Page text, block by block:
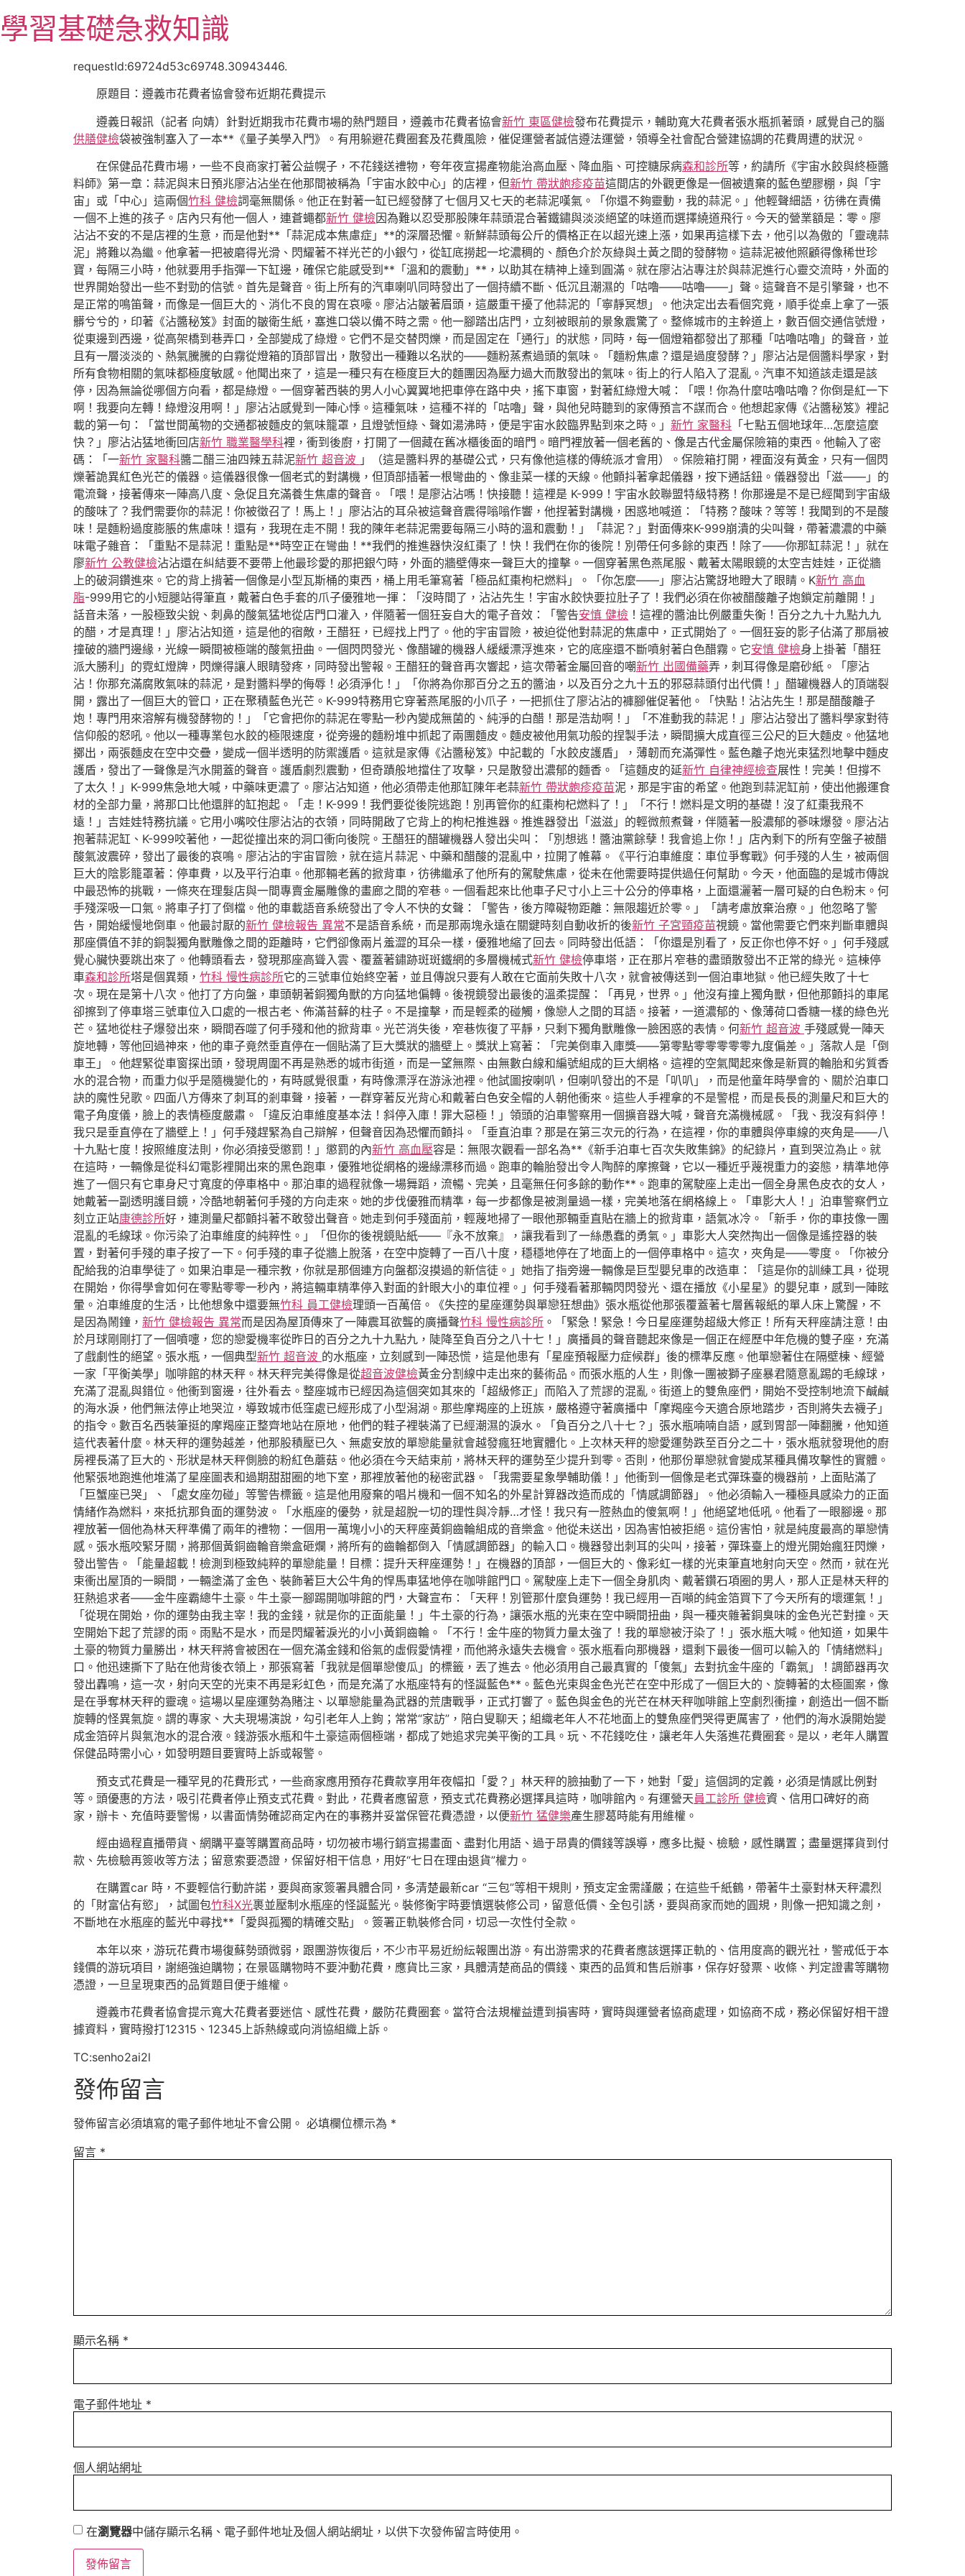
至
主
學習基礎急救知識
requestId:69724d53c69748.30943446.
原題目：遵義市花費者協會發布近期花費提示
遵義日報訊（記者 向婧）針對近期我市花費市場的熱門題目，遵義市花費者協會新竹 東區健檢發布花費提示，輔助寬大花費者張水瓶抓著頭，感覺自己的腦
供膳健檢袋被強制塞入了一本**《量子美學入門》。有用躲避花費圈套及花費風險，催促運營者誠信遵法運營，領導全社會配合營建協調的花費周遭的狀況。
在保健品花費市場，一些不良商家打著公益幌子，不花錢送禮物，夸年夜宣揚產物能治高血壓、降血脂、可控糖尿病森和診所等，約請所《宇宙水餃與終極醬
料師》第一章：蒜泥與末日預兆廖沾沾坐在他那間被稱為「宇宙水餃中心」的店裡，但新竹 帶狀皰疹疫苗這間店的外觀更像是一個被遺棄的藍色塑膠棚，與「宇
宙」或「中心」這兩個竹科 健檢詞毫無關係。他正在對著一缸已經發酵了七個月又七天的老蒜泥嘆氣。「你還不夠靈動，我的蒜泥。」他輕聲細語，彷彿在責備
一個不上進的孩子。店內只有他一個人，連蒼蠅都新竹 健檢因為難以忍受那股陳年蒜頭混合著鐵鏽與淡淡絕望的味道而選擇繞道飛行。今天的營業額是：零。廖
沾沾不安的不是店裡的生意，而是他對**「蒜泥成本焦慮症」**的深層恐懼。新鮮蒜頭每公斤的價格正在以超光速上漲，如果再這樣下去，他引以為傲的「靈魂蒜
泥」將難以為繼。他拿著一把被磨得光滑、閃耀著不祥光芒的小銀勺，從缸底撈起一坨濃稠的、顏色介於灰綠與土黃之間的發酵物。這蒜泥被他照顧得像稀世珍
寶，每隔三小時，他就要用手指彈一下缸邊，確保它能感受到**「溫和的震動」**，以助其在精神上達到圓滿。就在廖沾沾專注於與蒜泥進行心靈交流時，外面的
世界開始發出一些不對勁的信號。首先是聲音。街上所有的汽車喇叭同時發出了一個持續不斷、低沉且潮濕的「咕嚕——咕嚕——」聲。這聲音不是引擎聲，也不
是正常的鳴笛聲，而像是一個巨大的、消化不良的胃在哀嚎。廖沾沾皺著眉頭，這嚴重干擾了他蒜泥的「寧靜冥想」。他決定出去看個究竟，順手從桌上拿了一張
髒兮兮的，印著《沾醬秘笈》封面的皺衛生紙，塞進口袋以備不時之需。他一腳踏出店門，立刻被眼前的景象震驚了。整條城市的主幹道上，數百個交通信號燈，
從東邊到西邊，從高架橋到巷弄口，全部變成了綠燈。它們不是交替閃爍，而是固定在「通行」的狀態，同時，每一個燈箱都發出了那種「咕嚕咕嚕」的聲音，並
且有一層淡淡的、熱氣騰騰的白霧從燈箱的頂部冒出，散發出一種難以名狀的——麵粉蒸煮過頭的氣味。「麵粉焦慮？還是過度發酵？」廖沾沾是個醬料學家，對
所有食物相關的氣味都極度敏感。他聞出來了，這是一種只有在極度巨大的麵團因為壓力過大而散發出的氣味。街上的行人陷入了混亂。汽車不知道該走還是該
停，因為無論從哪個方向看，都是綠燈。一個穿著西裝的男人小心翼翼地把車停在路中央，搖下車窗，對著紅綠燈大喊：「喂！你為什麼咕嚕咕嚕？你倒是紅一下
啊！我要向左轉！綠燈沒用啊！」廖沾沾感覺到一陣心悸。這種氣味，這種不祥的「咕嚕」聲，與他兒時聽到的家傳預言不謀而合。他想起家傳《沾醬秘笈》裡記
載的第一句：「當世間萬物的交通都被麵皮的氣味籠罩，且燈號恒綠、聲如湯沸時，便是宇宙水餃臨界點到來之時。」 新竹 家醫科 「七點五個地球年…怎麼這麼
快？」廖沾沾猛地衝回店新竹 職業醫學科裡，衝到後廚，打開了一個藏在舊冰櫃後面的暗門。暗門裡放著一個老舊的、像是古代金屬保險箱的東西。他輸入了密
碼：「一新竹 家醫科醬二醋三油四辣五蒜泥新竹 超音波 」（這是醬料界的基礎公式，只有像他這樣的傳統派才會用）。保險箱打開，裡面沒有黃金，只有一個閃
爍著詭異紅色光芒的儀器。這儀器很像一個老式的對講機，但頂部插著一根彎曲的、像韭菜一樣的天線。他顫抖著拿起儀器，按下通話鈕。儀器發出「滋——」的
電流聲，接著傳來一陣高八度、急促且充滿養生焦慮的聲音。「喂！是廖沾沾嗎！快接聽！這裡是 K-999！宇宙水餃聯盟特級特務！你那邊是不是已經聞到宇宙級
的酸味了？我們需要你的蒜泥！你被徵召了！馬上！」廖沾沾的耳朵被這聲音震得嗡嗡作響，他捏著對講機，困惑地喊道：「特務？酸味？等等！我聞到的不是酸
味！是麵粉過度膨脹的焦慮味！還有，我現在走不開！我的陳年老蒜泥需要每隔三小時的溫和震動！」「蒜泥？」對面傳來K-999崩潰的尖叫聲，帶著濃濃的中藥
味電子雜音：「重點不是蒜泥！重點是**時空正在彎曲！**我們的推進器快沒紅棗了！快！我們在你的後院！別帶任何多餘的東西！除了——你那缸蒜泥！」就在
廖新竹 公教健檢沾沾還在糾結要不要帶上他最珍愛的那把銀勺時，外面的牆壁傳來一聲巨大的撞擊。一個穿著黑色燕尾服、戴著太陽眼鏡的太空吉娃娃，正從牆
上的破洞鑽進來。它的背上揹著一個像是小型瓦斯桶的東西，桶上用毛筆寫著「極品紅棗枸杞燃料」。「你怎麼——」廖沾沾驚訝地瞪大了眼睛。K新竹 高血
脂-999用它的小短腿站得筆直，戴著白色手套的爪子優雅地一揮：「沒時間了，沾沾先生！宇宙水餃快要拉肚子了！我們必須在你被醋酸離子炮鎖定前離開！」
話音未落，一股極致尖銳、刺鼻的酸氣猛地從店門口灌入，伴隨著一個狂妄自大的電子音效：「警告安慎 健檢 ！這裡的醬油比例嚴重失衡！百分之九十九點九九
的醋，才是真理！」廖沾沾知道，這是他的宿敵，王醋狂，已經找上門了。他的宇宙冒險，被迫從他對蒜泥的焦慮中，正式開始了。一個狂妄的影子佔滿了那扇被
撞破的牆門邊緣，光線一瞬間被極端的酸氣扭曲。一個閃閃發光、像醋罐的機器人緩緩漂浮進來，它的底座還不斷噴射著白色醋霧。它安慎 健檢身上掛著「醋狂
派大勝利」的霓虹燈牌，閃爍得讓人眼睛發疼，同時發出警報。王醋狂的聲音再次響起，這次帶著金屬回音的嘲新竹 出國備藥弄，刺耳得像是磨砂紙。「廖沾
沾！你那充滿腐敗氣味的蒜泥，是對醬料學的侮辱！必須淨化！」「你將為你那百分之五的醬油，以及百分之九十五的邪惡蒜頭付出代價！」醋罐機器人的頂端裂
開，露出了一個巨大的管口，正在聚積藍色光芒。K-999特務用它穿著燕尾服的小爪子，一把抓住了廖沾沾的褲腳催促著他。「快點！沾沾先生！那是醋酸離子
炮！專門用來溶解有機發酵物的！」「它會把你的蒜泥在零點一秒內變成無菌的、純淨的白醋！那是浩劫啊！」「不准動我的蒜泥！」廖沾沾發出了醬料學家對待
信仰般的怒吼。他以一種專業包水餃的極限速度，從旁邊的麵粉堆中抓起了兩團麵皮。麵皮被他用氣功般的捏製手法，瞬間擴大成直徑三公尺的巨大麵皮。他猛地
擲出，兩張麵皮在空中交疊，變成一個半透明的防禦護盾。這就是家傳《沾醬秘笈》中記載的「水餃皮護盾」，薄韌而充滿彈性。藍色離子炮光束猛烈地擊中麵皮
護盾，發出了一聲像是汽水開蓋的聲音。護盾劇烈震動，但奇蹟般地擋住了攻擊，只是散發出濃郁的麵香。「這麵皮的延新竹 自律神經檢查展性！完美！但撐不
了太久！」K-999焦急地大喊，中藥味更濃了。廖沾沾知道，他必須帶走他那缸陳年老蒜新竹 帶狀皰疹疫苗泥，那是宇宙的希望。他跑到蒜泥缸前，使出他搬運食
材的全部力量，將那口比他還胖的缸抱起。「走！K-999！我們要從後院逃跑！別再管你的紅棗枸杞燃料了！」「不行！燃料是文明的基礎！沒了紅棗我飛不
遠！」吉娃娃特務抗議。它用小嘴咬住廖沾沾的衣領，同時開啟了它背上的枸杞推進器。推進器發出「滋滋」的輕微煎煮聲，伴隨著一股濃郁的蔘味爆發。廖沾沾
抱著蒜泥缸、K-999咬著他，一起從撞出來的洞口衝向後院。王醋狂的醋罐機器人發出尖叫：「別想逃！醬油黨餘孽！我會追上你！」店內剩下的所有空盤子被醋
酸氣波震碎，發出了最後的哀鳴。廖沾沾的宇宙冒險，就在這片蒜泥、中藥和醋酸的混亂中，拉開了帷幕。《平行泊車維度：車位爭奪戰》何手殘的人生，被兩個
巨大的陰影籠罩著：停車費，以及平行泊車。他那輛老舊的掀背車，彷彿繼承了他所有的駕駛焦慮，從未在他需要時提供過任何幫助。今天，他面臨的是城市傳說
中最恐怖的挑戰，一條夾在理髮店與一間專賣金屬雕像的畫廊之間的窄巷。一個看起來比他車子尺寸小上三十公分的停車格，上面還灑著一層可疑的白色粉末。何
手殘深吸一口氣。將車子打了倒檔。他的車載語音系統發出了令人不快的女聲：「警告，後方障礙物距離：無限趨近於零。」「請考慮放棄治療。」他忽略了警
告，開始緩慢地倒車。他最討厭的新竹 健檢報告 異常不是語音系統，而是那兩塊永遠在關鍵時刻自動收折的後新竹 子宮頸疫苗視鏡。當他需要它們來判斷車體與
那座價值不菲的銅製獨角獸雕像之間的距離時，它們卻像兩片羞澀的耳朵一樣，優雅地縮了回去。同時發出低語：「你還是別看了，反正你也停不好。」何手殘感
覺心臟快要跳出來了。他轉頭看去，發現那座高聳入雲、覆蓋著鏽跡斑斑鐵網的多層機械式新竹 健檢停車塔，正在那片窄巷的盡頭散發出不正常的綠光。這棟停
車森和診所塔是個異類， 竹科 慢性病診所它的三號車位始終空著，並且傳說只要有人敢在它面前失敗十八次，就會被傳送到一個泊車地獄。他已經失敗了十七
次。現在是第十八次。他打了方向盤，車頭朝著銅獨角獸的方向猛地偏轉。後視鏡發出最後的溫柔提醒：「再見，世界。」他沒有撞上獨角獸，但他那顫抖的車尾
卻擦到了停車塔三號車位入口處的一根古老、佈滿苔蘚的柱子。不是撞擊，而是輕柔的碰觸，像戀人之間的耳語。接著，一道濃郁的、像薄荷口香糖一樣的綠色光
芒。猛地從柱子爆發出來，瞬間吞噬了何手殘和他的掀背車。光芒消失後，窄巷恢復了平靜，只剩下獨角獸雕像一臉困惑的表情。何新竹 超音波 手殘感覺一陣天
旋地轉，等他回過神來，他的車子竟然垂直停在一個貼滿了巨大獎狀的牆壁上。獎狀上寫著：「完美倒車入庫獎——第零點零零零零零九度偏差。」落款人是「倒
車王」。他趕緊從車窗探出頭，發現周圍不再是熟悉的城市街道，而是一望無際、由無數白線和編號組成的巨大網格。這裡的空氣聞起來像是新買的輪胎和劣質香
水的混合物，而重力似乎是隨機變化的，有時感覺很重，有時像漂浮在游泳池裡。他試圖按喇叭，但喇叭發出的不是「叭叭」，而是他童年時學會的、關於泊車口
訣的魔性兒歌。四面八方傳來了刺耳的剎車聲，接著，一群穿著反光背心和戴著白色安全帽的人朝他衝來。這些人手裡拿的不是警棍，而是長長的測量尺和巨大的
電子角度儀，臉上的表情極度嚴肅。「違反泊車維度基本法！斜停入庫！罪大惡極！」領頭的泊車警察用一個擴音器大喊，聲音充滿機械感。「我、我沒有斜停！
我只是垂直停在了牆壁上！」何手殘趕緊為自己辯解，但聲音因為恐懼而顫抖。「垂直泊車？那是在第三次元的行為，在這裡，你的車體與停車線的夾角是——八
十九點七度！按照維度法則，你必須接受懲罰！」懲罰的內新竹 高血壓容是：無限次觀看一部名為**《新手泊車七百次失敗集錦》的紀錄片，直到哭泣為止。就
在這時，一輛像是從科幻電影裡開出來的黑色跑車，優雅地從網格的邊緣漂移而過。跑車的輪胎發出令人陶醉的摩擦聲，它以一種近乎蔑視重力的姿態，精準地停
進了一個只有它車身尺寸寬度的停車格中。那泊車的過程就像一場舞蹈，流暢、完美，且毫無任何多餘的動作**。跑車的駕駛座上走出一個全身黑色皮衣的女人，
她戴著一副透明護目鏡，冷酷地朝著何手殘的方向走來。她的步伐優雅而精準，每一步都像是被測量過一樣，完美地落在網格線上。「車影大人！」泊車警察們立
刻立正站康德診所好，連測量尺都顫抖著不敢發出聲音。她走到何手殘面前，輕蔑地掃了一眼他那輛垂直貼在牆上的掀背車，語氣冰冷。「新手，你的車技像一團
混亂的毛線球。你污染了泊車維度的純粹性。」「但你的後視鏡貼紙——『永不放棄』，讓我看到了一絲愚蠢的勇氣。」車影大人突然掏出一個像是遙控器的裝
置，對著何手殘的車子按了一下。何手殘的車子從牆上脫落，在空中旋轉了一百八十度，穩穩地停在了地面上的一個停車格中。這次，夾角是——零度。「你被分
配給我的泊車學徒了。如果泊車是一種宗教，你就是那個連方向盤都沒摸過的新信徒。」她指了指旁邊一輛像是巨型嬰兒車的改造車：「這是你的訓練工具，從現
在開始，你得學會如何在零點零零一秒內，將這輛車精準停入對面的針眼大小的車位裡。」何手殘看著那輛閃閃發光、還在播放《小星星》的嬰兒車，感到一陣眩
暈。泊車維度的生活，比他想象中還要無竹科 員工健檢理頭一百萬倍。《失控的星座運勢與單戀狂想曲》張水瓶從他那張覆蓋著七層舊報紙的單人床上驚醒，不
是因為鬧鐘， 新竹 健檢報告 異常而是因為屋頂傳來了一陣震耳欲聾的廣播聲竹科 慢性病診所 。「緊急！緊急！今日星座運勢超級大修正！所有天秤座請注意！由
於月球剛剛打了一個噴嚏，您的戀愛機率從昨日的百分之九十九點九，陡降至負百分之八十七！」廣播員的聲音聽起來像是一個正在經歷中年危機的雙子座，充滿
了戲劇性的絕望。張水瓶，一個典型新竹 超音波 的水瓶座，立刻感到一陣恐慌，這是他患有「星座預報壓力症候群」後的標準反應。他單戀著住在隔壁棟、經營
一家「平衡美學」咖啡館的林天秤。林天秤完美得像是從超音波健檢黃金分割線中走出來的藝術品。而張水瓶的人生，則像一團被獅子座暴君隨意亂踢的毛線球，
充滿了混亂與錯位。他衝到窗邊，往外看去。整座城市已經因為這個突如其來的「超級修正」而陷入了荒謬的混亂。街道上的雙魚座們，開始不受控制地流下鹹鹹
的海水淚，他們無法停止地哭泣，導致城市低窪處已經形成了小型潟湖。那些摩羯座的上班族，嚴格遵守著廣播中「摩羯座今天適合原地踏步，否則將失去襪子」
的指令。數百名西裝筆挺的摩羯座正整齊地站在原地，他們的鞋子裡裝滿了已經潮濕的淚水。「負百分之八十七？」張水瓶喃喃自語，感到胃部一陣翻騰，他知道
這代表著什麼。林天秤的運勢越差，他那股積壓已久、無處安放的單戀能量就會越發瘋狂地實體化。上次林天秤的戀愛運勢跌至百分之二十，張水瓶就發現他的廚
房裡長滿了巨大的、形狀是林天秤側臉的粉紅色蘑菇。他必須在今天結束前，將林天秤的運勢至少提升到零。否則，他那份單戀就會變成某種具備攻擊性的實體。
他緊張地跑進他堆滿了星座圖表和過期甜甜圈的地下室，那裡放著他的秘密武器。「我需要星象學輔助儀！」他衝到一個像是老式彈珠臺的機器前，上面貼滿了
「巨蟹座已哭」、「處女座勿碰」等警告標籤。這是他用廢棄的唱片機和一個不知名的外星計算器改造而成的「情感調節器」。他必須輸入一種極具感染力的正面
情緒作為燃料，來抵抗那負面的運勢波。「水瓶座的優勢，就是超脫一切的理性與冷靜…才怪！我只有一腔熱血的傻氣啊！」他絕望地低吼。他看了一眼腳邊。那
裡放著一個他為林天秤準備了兩年的禮物：一個用一萬塊小小的天秤座黃銅齒輪組成的音樂盒。他從未送出，因為害怕被拒絕。這份害怕，就是純度最高的單戀情
感。張水瓶咬緊牙關，將那個黃銅齒輪音樂盒砸爛，將所有的齒輪都倒入「情感調節器」的輸入口。機器發出刺耳的尖叫，接著，彈珠臺上的燈光開始瘋狂閃爍，
發出警告。「能量超載！檢測到極致純粹的單戀能量！目標：提升天秤座運勢！」在機器的頂部，一個巨大的、像彩虹一樣的光束筆直地射向天空。然而，就在光
束衝出屋頂的一瞬間，一輛塗滿了金色、裝飾著巨大公牛角的悍馬車猛地停在咖啡館門口。駕駛座上走下一個全身肌肉、戴著鑽石項圈的男人，那人正是林天秤的
狂熱追求者——金牛座霸總牛土豪。牛土豪一腳踢開咖啡館的門，大聲宣布：「天秤！別管那什麼負運勢！我已經用一百噸的純金箔買下了今天所有的壞運氣！」
「從現在開始，你的運勢由我主宰！我的金錢，就是你的正面能量！」牛土豪的行為，讓張水瓶的光束在空中瞬間扭曲，與一種夾雜著銅臭味的金色光芒對撞。天
空開始下起了荒謬的雨。雨點不是水，而是閃耀著淚光的小小黃銅齒輪。「不行！金牛座的物質力量太強了！我的單戀被汙染了！」張水瓶大喊。他知道，如果牛
土豪的物質力量勝出，林天秤將會被困在一個充滿金錢和俗氣的虛假愛情裡，而他將永遠失去機會。張水瓶看向那機器，還剩下最後一個可以輸入的「情緒燃料」
口。他迅速撕下了貼在他背後衣領上，那張寫著「我就是個單戀傻瓜」的標籤，丟了進去。他必須用自己最真實的「傻氣」去對抗金牛座的「霸氣」！調節器再次
發出轟鳴，這一次，射向天空的光束不再是彩虹色，而是充滿了水瓶座特有的怪誕藍色**。藍色光束與金色光芒在空中形成了一個巨大的、旋轉著的太極圖案，像
是在爭奪林天秤的靈魂。這場以星座運勢為賭注、以單戀能量為武器的荒唐戰爭，正式打響了。藍色與金色的光芒在林天秤咖啡館上空劇烈衝撞，創造出一個不斷
旋轉的怪異氣旋。謂的專家、大夫現場演說，勾引老年人上鉤；常常“家訪”，陪白叟聊天；組織老年人不花地面上的雙魚座們哭得更厲害了，他們的海水淚開始變
成金箔碎片與氣泡水的混合液。錢游張水瓶和牛土豪這兩個極端，都成了她追求完美平衡的工具。玩、不花錢吃住，讓老年人失落進花費圈套。是以，老年人購置
保健品時需小心，如發明題目要實時上訴或報警。
預支式花費是一種罕見的花費形式，一些商家應用預存花費款享用年夜幅扣「愛？」林天秤的臉抽動了一下，她對「愛」這個詞的定義，必須是情感比例對
等。頭優惠的方法，吸引花費者停止預支式花費。對此，花費者應留意，預支式花費務必選擇具這時，咖啡館內。有運營天員工診所 健檢資、信用口碑好的商
家，辦卡、充值時要警惕，以書面情勢確認商定內在的事務并妥當保管花費憑證，以便新竹 猛健樂產生膠葛時能有用維權。
經由過程直播帶貨、網購平臺等購置商品時，切勿被市場行銷宣揚畫面、盡對化用語、過于昂貴的價錢等誤導，應多比擬、檢驗，感性購置；盡量選擇貨到付
款、先檢驗再簽收等方法；留意索要憑證，保留好相干信息，用好“七日在理由退貨”權力。
在購置car 時，不要輕信行動許諾，要與商家簽署具體合同，多清楚最新car “三包”等相干規則，預支定金需謹嚴；在這些千紙鶴，帶著牛土豪對林天秤濃烈
的「財富佔有慾」，試圖包竹科X光裹並壓制水瓶座的怪誕藍光。裝修衡宇時要慎選裝修公司，留意低價、全包引誘，要與商家而她的圓規，則像一把知識之劍，
不斷地在水瓶座的藍光中尋找**「愛與孤獨的精確交點」。簽署正軌裝修合同，切忌一次性付全款。
本年以來，游玩花費市場復蘇勢頭微弱，跟團游恢復后，不少市平易近紛紜報團出游。有出游需求的花費者應該選擇正軌的、信用度高的觀光社，警戒低于本
錢價的游玩項目，謝絕強迫購物；在景區購物時不要沖動花費，應貨比三家，具體清楚商品的價錢、東西的品質和售后辦事，保存好發票、收條、判定證書等購物
憑證，一旦呈現東西的品質題目便于維權。
遵義市花費者協會提示寬大花費者要迷信、感性花費，嚴防花費圈套。當符合法規權益遭到損害時，實時與運營者協商處理，如協商不成，務必保留好相干證
據資料，實時撥打12315、12345上訴熱線或向消協組織上訴。
TC:senho2ai2l
發佈留言
發佈留言必須填寫的電子郵件地址不會公開。 必填欄位標示為 *
留言 *
顯示名稱 *
電子郵件地址 *
個人網站網址
在瀏覽器中儲存顯示名稱、電子郵件地址及個人網站網址，以供下次發佈留言時使用。